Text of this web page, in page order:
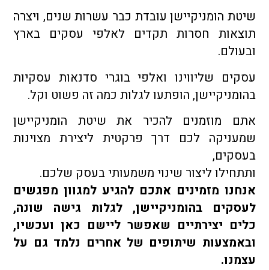
שיטת הומניקיישן עובדת כבר עשרות שנים, ויצרה
תוצאות חסרות תקדים לאלפי עסקים בארץ
ובעולם.
עסקים שליווינו ואלפי בוגרי סדנאות עסקיות
בהומניקיישן, הופתעו לגלות כמה זה פשוט וקל.
אתם מוזמנים להכיר את שיטת הומניקיישן
שמעניקה לכם דרך פרקטית ליצירת מצוינות
בעסקים,
ותתחילו ליצור שינוי משמעותי בעסק שלכם.
אנחנו מזמינים אתכם להגיע למגוון מפגשים
לעסקים בהומניקיישן, לגלות גישה שונה,
כלים יצירתיים שאפשר ליישם כאן ועכשיו,
ובאמצעות שיתופים של אחרים נלמד גם על
עצמנו.